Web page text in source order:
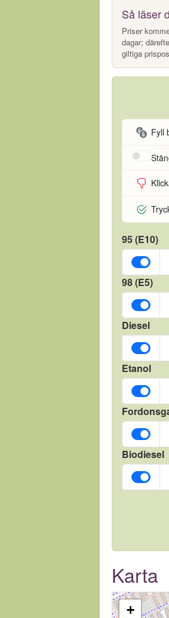
Så läser
Priser
dagar;
giltiga
Fyll
95 (E10)
98 (E5)
Diesel
Etanol
Biodiesel
Karta
+